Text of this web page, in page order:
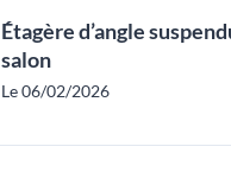
Étagère d’angle
salon
Le 06/02/2026